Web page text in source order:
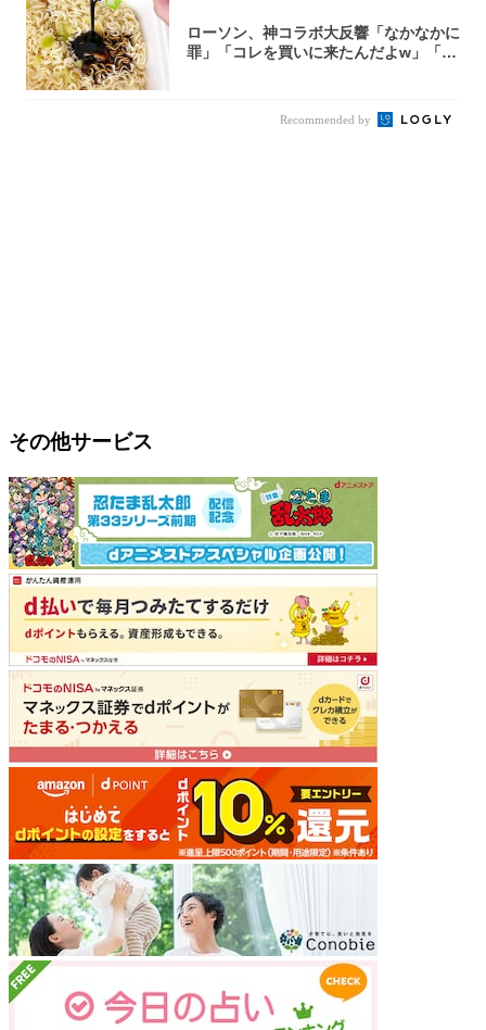
ローソン、神コラボ大反響「なかなかに
罪」「コレを買いに来たんだよw」「３
Recommended by
その他サービス